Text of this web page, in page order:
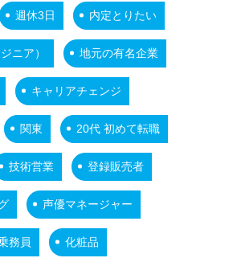
週休3日 内定とりたい
ニア） 地元の有名企業
キャリアチェンジ
関東 20代 初めて転職
技術営業 登録販売者
声優マネージャー
務員 化粧品